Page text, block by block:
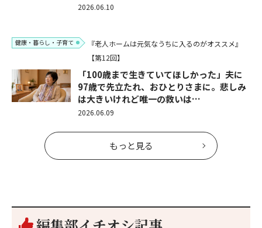
2026.06.10
健康・暮らし・子育て
『老人ホームは元気なうちに入るのがオススメ』
【第12回】
「100歳まで生きていてほしかった」夫に
97歳で先立たれ、おひとりさまに。悲しみ
は大きいけれど唯一の救いは…
2026.06.09
もっと見る